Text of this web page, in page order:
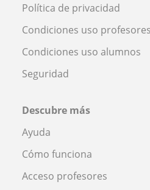
Política de privacidad
Condiciones uso profesores
Condiciones uso alumnos
Seguridad
Descubre más
Ayuda
Cómo funciona
Acceso profesores